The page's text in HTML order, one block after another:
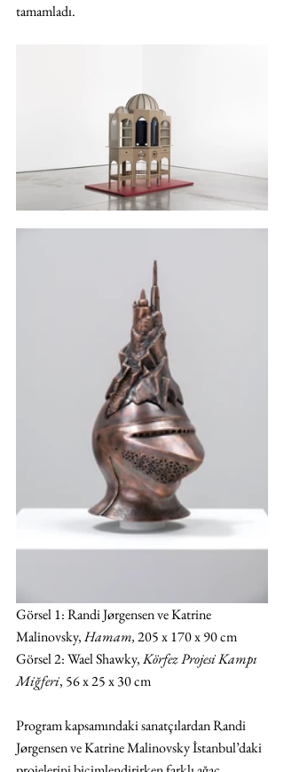
tamamladı.
Görsel 1: Randi Jørgensen ve Katrine
Malinovsky, Hamam, 205 x 170 x 90 cm
Görsel 2: Wael Shawky, Körfez Projesi Kampı
Miğferi, 56 x 25 x 30 cm
Program kapsamındaki sanatçılardan Randi
Jørgensen ve Katrine Malinovsky İstanbul’daki